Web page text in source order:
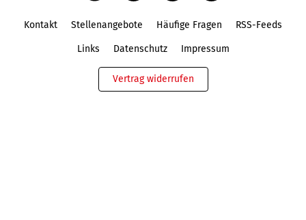
Kontakt Stellenangebote Häufige Fragen RSS-Feeds
Links Datenschutz Impressum
Vertrag widerrufen